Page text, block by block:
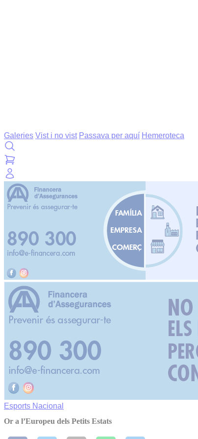
Galeries Vist i no vist Passava per aquí Hemeroteca
Esports Nacional
Or a l’Europeu dels Petits Estats